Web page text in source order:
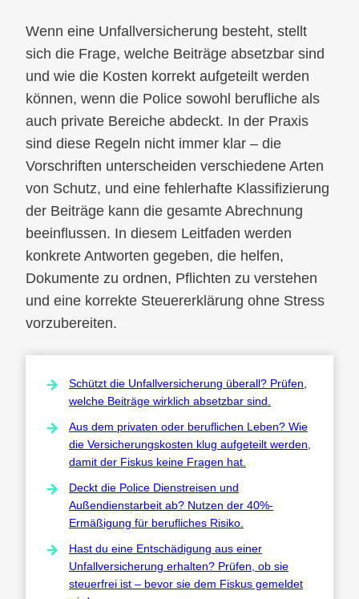
Wenn eine Unfallversicherung besteht, stellt
sich die Frage, welche Beiträge absetzbar sind
und wie die Kosten korrekt aufgeteilt werden
können, wenn die Police sowohl berufliche als
auch private Bereiche abdeckt. In der Praxis
sind diese Regeln nicht immer klar – die
Vorschriften unterscheiden verschiedene Arten
von Schutz, und eine fehlerhafte Klassifizierung
der Beiträge kann die gesamte Abrechnung
beeinflussen. In diesem Leitfaden werden
konkrete Antworten gegeben, die helfen,
Dokumente zu ordnen, Pflichten zu verstehen
und eine korrekte Steuererklärung ohne Stress
vorzubereiten.
Schützt die Unfallversicherung überall? Prüfen,
welche Beiträge wirklich absetzbar sind.
Aus dem privaten oder beruflichen Leben? Wie
die Versicherungskosten klug aufgeteilt werden,
damit der Fiskus keine Fragen hat.
Deckt die Police Dienstreisen und
Außendienstarbeit ab? Nutzen der 40%-
Ermäßigung für berufliches Risiko.
Hast du eine Entschädigung aus einer
Unfallversicherung erhalten? Prüfen, ob sie
steuerfrei ist – bevor sie dem Fiskus gemeldet